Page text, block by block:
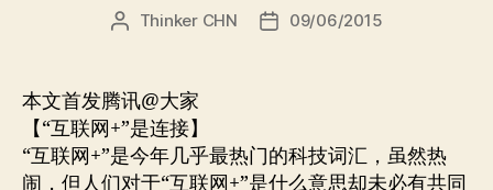
文
者
Thinker CHN
发 09/06/2015
本文首发腾讯@大家
【“互联网+”是连接】
“互联网+”是今年几乎最热门的科技词汇，虽然热
闹，但人们对于“互联网+”是什么意思却未必有共同